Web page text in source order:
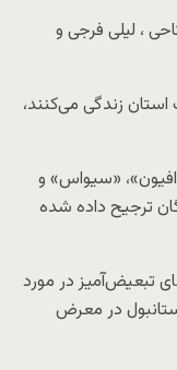
، لیلی فرجی و
زندگی می‌کنند،
«سیواس» و
ترجیح داده شده
تبعیض‌آمیز در مورد
در معرض